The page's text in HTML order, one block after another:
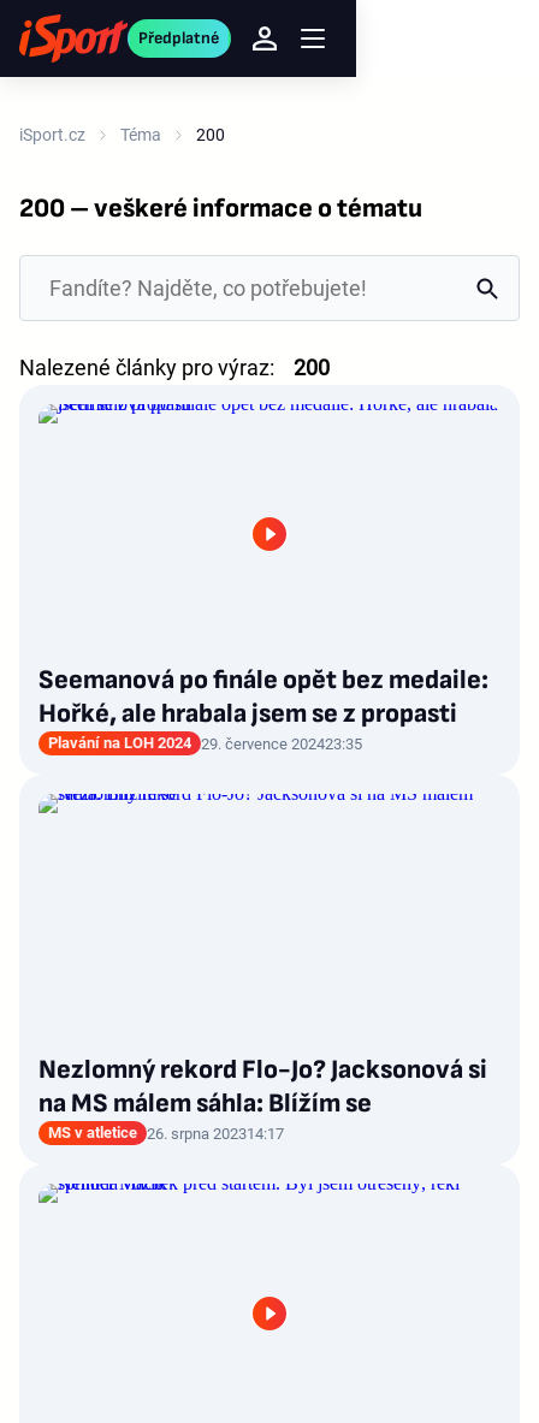
Předplatné
iSport.cz Téma 200
200 – veškeré informace o tématu
Nalezené články pro výraz: 200
Seemanová po finále opět bez medaile:
Hořké, ale hrabala jsem se z propasti
Plavání na LOH 2024 29. července 202423:35
Nezlomný rekord Flo-Jo? Jacksonová si
na MS málem sáhla: Blížím se
MS v atletice 26. srpna 202314:17